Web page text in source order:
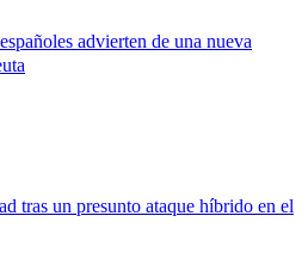
advierten de una nueva
tras un presunto ataque híbrido en el